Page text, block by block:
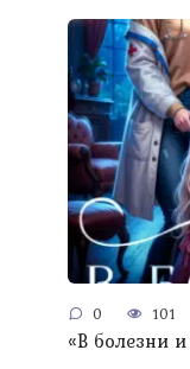
0 101
«В болезни